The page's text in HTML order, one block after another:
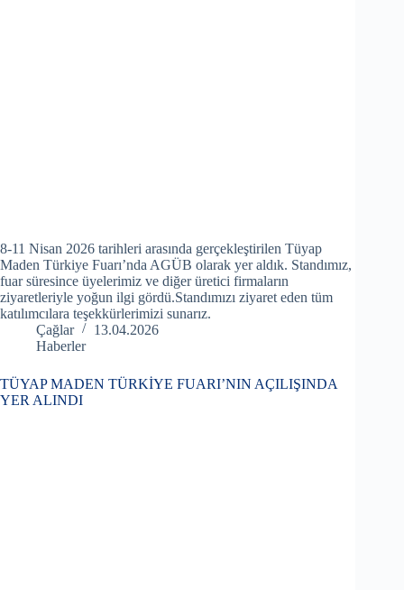
8-11 Nisan 2026 tarihleri arasında gerçekleştirilen Tüyap
Maden Türkiye Fuarı’nda AGÜB olarak yer aldık. Standımız,
fuar süresince üyelerimiz ve diğer üretici firmaların
ziyaretleriyle yoğun ilgi gördü.Standımızı ziyaret eden tüm
katılımcılara teşekkürlerimizi sunarız.
Çağlar
13.04.2026
Haberler
TÜYAP MADEN TÜRKİYE FUARI’NIN AÇILIŞINDA
YER ALINDI